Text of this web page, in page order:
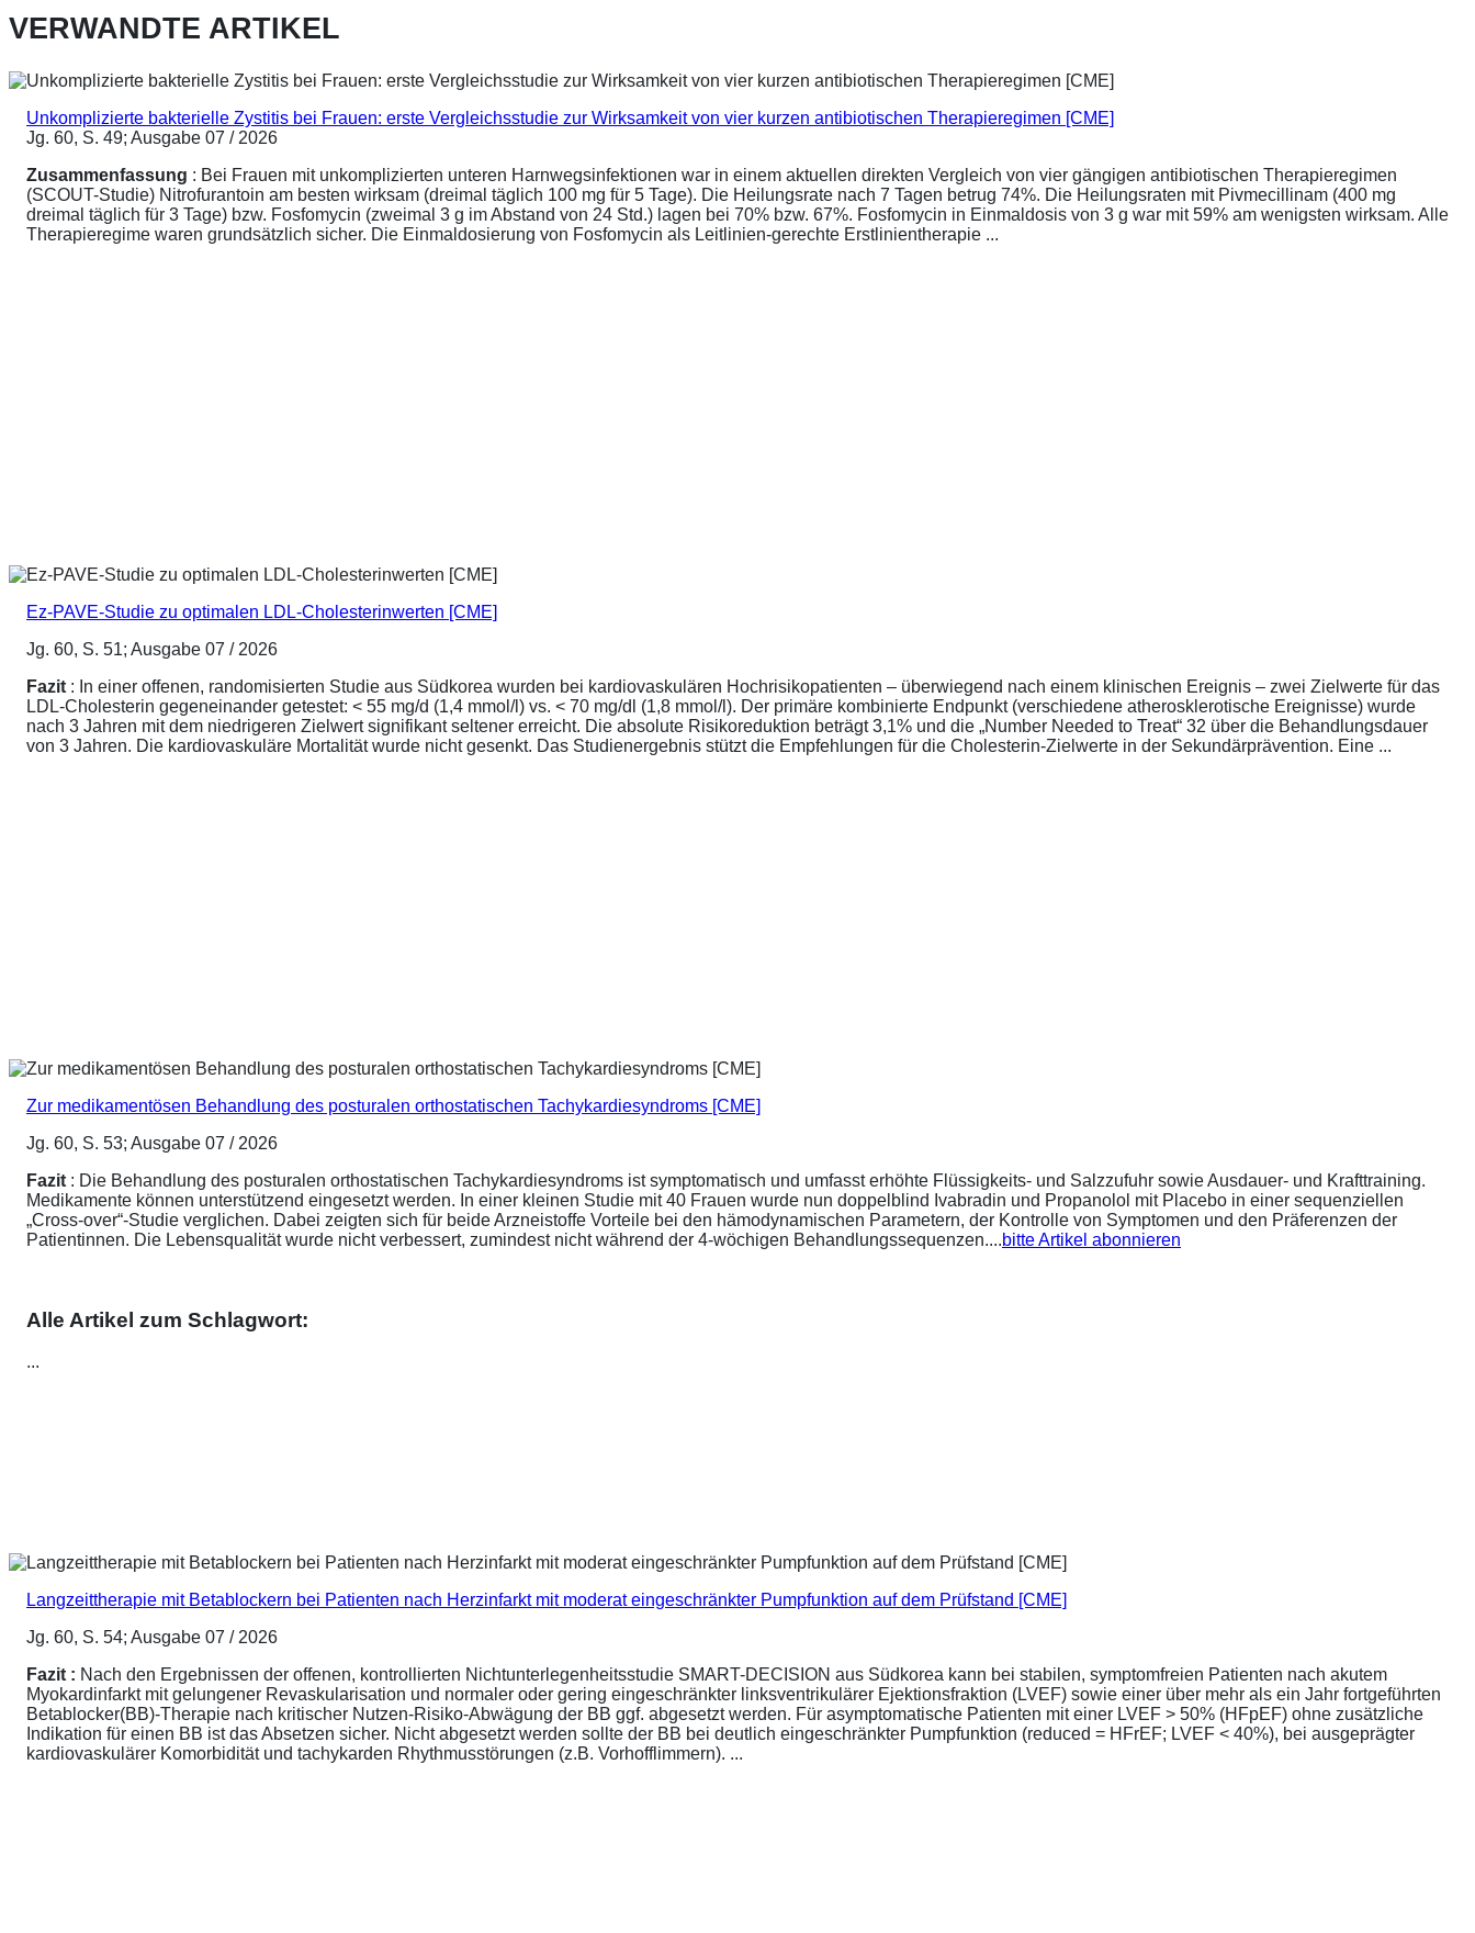
VERWANDTE ARTIKEL
Unkomplizierte bakterielle Zystitis bei Frauen: erste Vergleichsstudie zur Wirksamkeit von vier kurzen antibiotischen Therapieregimen [CME]
Jg. 60, S. 49; Ausgabe 07 / 2026
Zusammenfassung : Bei Frauen mit unkomplizierten unteren Harnwegsinfektionen war in einem aktuellen direkten Vergleich von vier gängigen antibiotischen Therapieregimen
(SCOUT-Studie) Nitrofurantoin am besten wirksam (dreimal täglich 100 mg für 5 Tage). Die Heilungsrate nach 7 Tagen betrug 74%. Die Heilungsraten mit Pivmecillinam (400 mg
dreimal täglich für 3 Tage) bzw. Fosfomycin (zweimal 3 g im Abstand von 24 Std.) lagen bei 70% bzw. 67%. Fosfomycin in Einmaldosis von 3 g war mit 59% am wenigsten wirksam. Alle
Therapieregime waren grundsätzlich sicher. Die Einmaldosierung von Fosfomycin als Leitlinien-gerechte Erstlinientherapie ...
Ez-PAVE-Studie zu optimalen LDL-Cholesterinwerten [CME]
Jg. 60, S. 51; Ausgabe 07 / 2026
Fazit : In einer offenen, randomisierten Studie aus Südkorea wurden bei kardiovaskulären Hochrisikopatienten – überwiegend nach einem klinischen Ereignis – zwei Zielwerte für das
LDL-Cholesterin gegeneinander getestet: < 55 mg/d (1,4 mmol/l) vs. < 70 mg/dl (1,8 mmol/l). Der primäre kombinierte Endpunkt (verschiedene atherosklerotische Ereignisse) wurde
nach 3 Jahren mit dem niedrigeren Zielwert signifikant seltener erreicht. Die absolute Risikoreduktion beträgt 3,1% und die „Number Needed to Treat“ 32 über die Behandlungsdauer
von 3 Jahren. Die kardiovaskuläre Mortalität wurde nicht gesenkt. Das Studienergebnis stützt die Empfehlungen für die Cholesterin-Zielwerte in der Sekundärprävention. Eine ...
Zur medikamentösen Behandlung des posturalen orthostatischen Tachykardiesyndroms [CME]
Jg. 60, S. 53; Ausgabe 07 / 2026
Fazit : Die Behandlung des posturalen orthostatischen Tachykardiesyndroms ist symptomatisch und umfasst erhöhte Flüssigkeits- und Salzzufuhr sowie Ausdauer- und Krafttraining.
Medikamente können unterstützend eingesetzt werden. In einer kleinen Studie mit 40 Frauen wurde nun doppelblind Ivabradin und Propanolol mit Placebo in einer sequenziellen
„Cross-over“-Studie verglichen. Dabei zeigten sich für beide Arzneistoffe Vorteile bei den hämodynamischen Parametern, der Kontrolle von Symptomen und den Präferenzen der
Patientinnen. Die Lebensqualität wurde nicht verbessert, zumindest nicht während der 4-wöchigen Behandlungssequenzen....bitte Artikel abonnieren
Alle Artikel zum Schlagwort:
...
Langzeittherapie mit Betablockern bei Patienten nach Herzinfarkt mit moderat eingeschränkter Pumpfunktion auf dem Prüfstand [CME]
Jg. 60, S. 54; Ausgabe 07 / 2026
Fazit : Nach den Ergebnissen der offenen, kontrollierten Nichtunterlegenheitsstudie SMART-DECISION aus Südkorea kann bei stabilen, symptomfreien Patienten nach akutem
Myokardinfarkt mit gelungener Revaskularisation und normaler oder gering eingeschränkter linksventrikulärer Ejektionsfraktion (LVEF) sowie einer über mehr als ein Jahr fortgeführten
Betablocker(BB)-Therapie nach kritischer Nutzen-Risiko-Abwägung der BB ggf. abgesetzt werden. Für asymptomatische Patienten mit einer LVEF > 50% (HFpEF) ohne zusätzliche
Indikation für einen BB ist das Absetzen sicher. Nicht abgesetzt werden sollte der BB bei deutlich eingeschränkter Pumpfunktion (reduced = HFrEF; LVEF < 40%), bei ausgeprägter
kardiovaskulärer Komorbidität und tachykarden Rhythmusstörungen (z.B. Vorhofflimmern). ...